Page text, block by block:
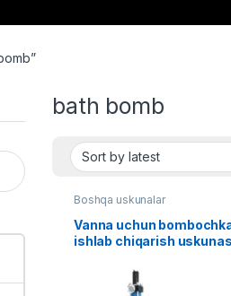
bath bomb
Boshqa uskunalar
Vanna uchun
ishlab chiqarish